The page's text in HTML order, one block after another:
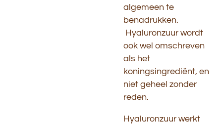
algemeen te
benadrukken.
Hyaluronzuur wordt
ook wel omschreven
als het
koningsingrediënt, en
niet geheel zonder
reden.
Hyaluronzuur werkt